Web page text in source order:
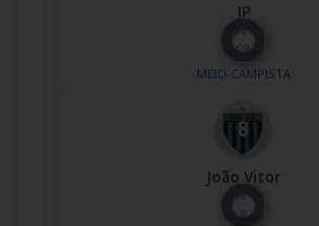
JP
Nº
98
MEIO-CAMPISTA
João Vitor
Nº
8